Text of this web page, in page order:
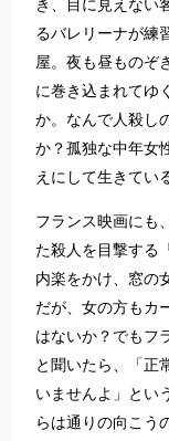
き、目に見えない
るバレリーナが練
屋。夜も昼ものぞ
に巻き込まれてゆ
か。なんで人殺し
か？孤独な中年女
えにして生きてい
フランス映画にも
た殺人を目撃する
内楽をかけ、窓の
だが、女の方もカ
はないか？でもフ
と聞いたら、「正
いませんよ」とい
らは通りの向こう